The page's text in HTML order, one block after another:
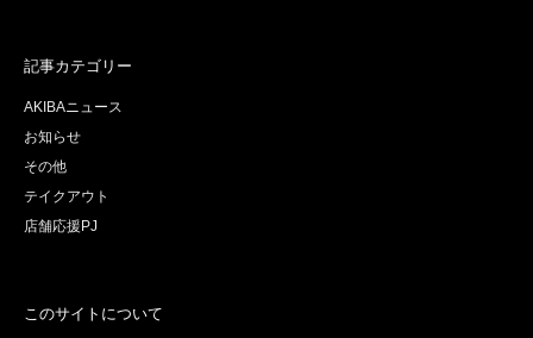
記事カテゴリー
AKIBAニュース
お知らせ
その他
テイクアウト
店舗応援PJ
このサイトについて